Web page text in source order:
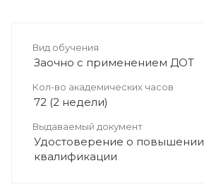
Вид обучения
Заочно с применением ДОТ
Кол-во академических часов
72 (2 недели)
Выдаваемый документ
Удостоверение о повышении
квалификации